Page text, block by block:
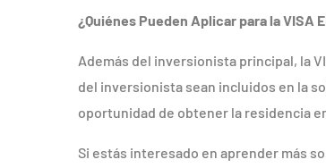
¿Quiénes Pueden Aplicar para la VISA
Además del inversionista principal, la
del inversionista sean incluidos en la
oportunidad de obtener la residencia
Si estás interesado en aprender más